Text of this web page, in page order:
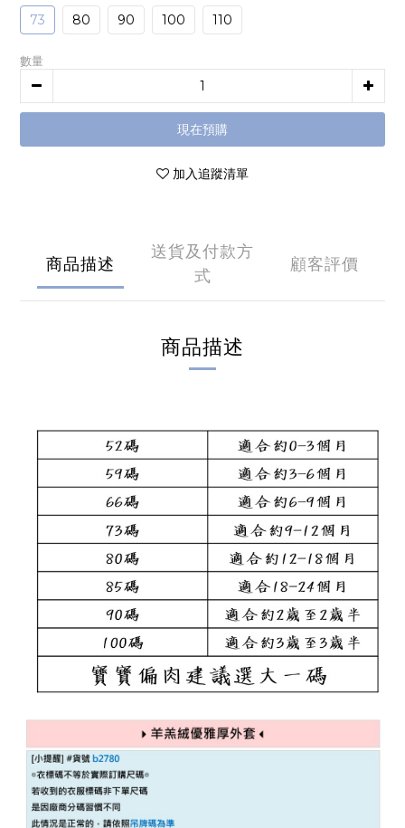
73 80 90 100 110
數量
現在預購
加入追蹤清單
商品描述
送貨及付款方
式
顧客評價
商品描述